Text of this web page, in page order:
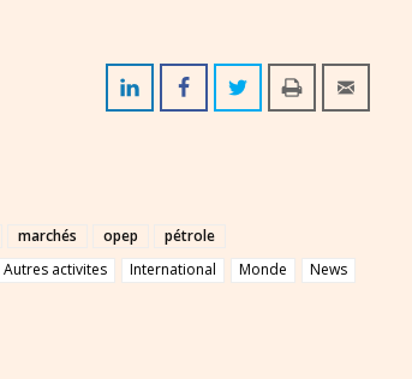
marchés opep
pétrole
Autres activites International Monde News